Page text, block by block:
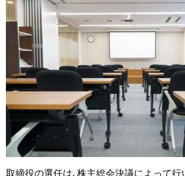
取締役の選任は､株主総会決議によって行